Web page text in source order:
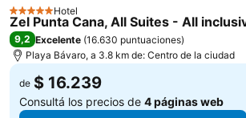
5 EstrellasHotel
Zel Punta Cana, All Suites - All
9,2 Excelente (16.630 puntuaciones)
Playa Bávaro, a 3.8 km de: Centro de la ciudad
de $ 16.239
Consultá los precios de 4 páginas web